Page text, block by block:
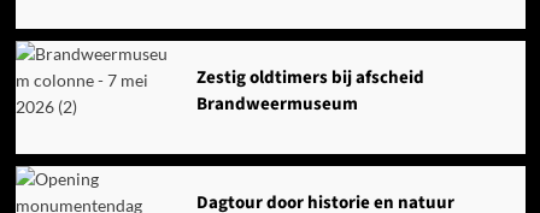
Zestig oldtimers bij afscheid
Brandweermuseum
Dagtour door historie en natuur